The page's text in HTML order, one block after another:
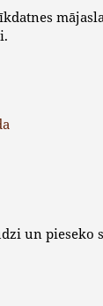
un pieseko